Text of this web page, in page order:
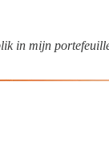
in mijn